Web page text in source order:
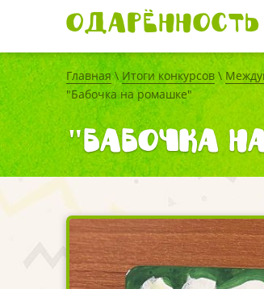
Одарённость
Главная\Итоги конкурсов \
"Бабочка на ромашке"
"Бабочка